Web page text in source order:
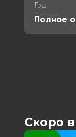
Год
Страна
Слоган
Режиссер
Полное
Скоро